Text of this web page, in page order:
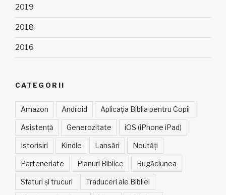
2019
2018
2016
CATEGORII
Amazon Android Aplicația Biblia pentru Copii
Asistență Generozitate iOS (iPhone iPad)
Istorisiri Kindle Lansări Noutăți
Parteneriate Planuri Biblice Rugăciunea
Sfaturi și trucuri Traduceri ale Bibliei